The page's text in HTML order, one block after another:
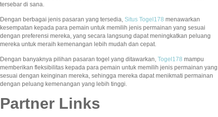
tersebar di sana.
Dengan berbagai jenis pasaran yang tersedia, Situs Togel178 menawarkan
kesempatan kepada para pemain untuk memilih jenis permainan yang sesuai
dengan preferensi mereka, yang secara langsung dapat meningkatkan peluang
mereka untuk meraih kemenangan lebih mudah dan cepat.
Dengan banyaknya pilihan pasaran togel yang ditawarkan, Togel178 mampu
memberikan fleksibilitas kepada para pemain untuk memilih jenis permainan yang
sesuai dengan keinginan mereka, sehingga mereka dapat menikmati permainan
dengan peluang kemenangan yang lebih tinggi.
Partner Links